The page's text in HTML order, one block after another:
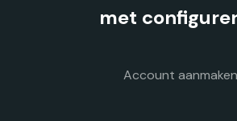
met
Account aanmaken